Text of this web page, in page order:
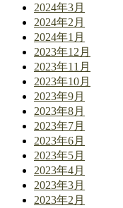
2024年3月
2024年2月
2024年1月
2023年12月
2023年11月
2023年10月
2023年9月
2023年8月
2023年7月
2023年6月
2023年5月
2023年4月
2023年3月
2023年2月